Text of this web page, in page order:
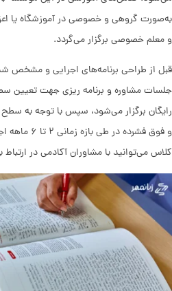
به‌صورت گروهی و خصوصی در آموزشگاه یا
و معلم خصوصی برگزار می‌گردد.
قبل از طراحی برنامه‌های اجرایی و مشخص
جلسات مشاوره و برنامه ریزی جهت تعیین
رایگان برگزار می‌شود، سپس با توجه به سطح
و فوق فشرده
کلاس می‌توانید با مشاوران آکادمی در ارتباط